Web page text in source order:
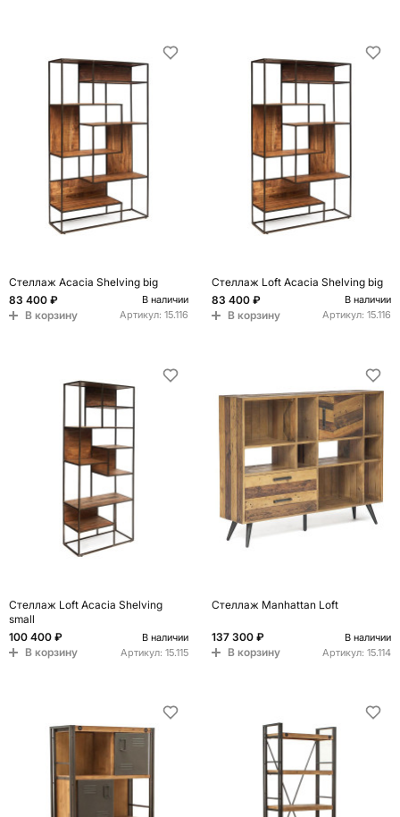
Стеллаж Acacia Shelving big
83 400 ₽
В наличии
В корзину Артикул: 15.116
Стеллаж Loft Acacia Shelving big
83 400 ₽
В наличии
В корзину Артикул: 15.116
Стеллаж Loft Acacia Shelving
small
100 400 ₽
В наличии
В корзину Артикул: 15.115
Стеллаж Manhattan Loft
137 300 ₽ В наличии
В корзину Артикул: 15.114